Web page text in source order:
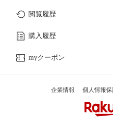
閲覧履歴
購入履歴
myクーポン
企業情報 個人情報